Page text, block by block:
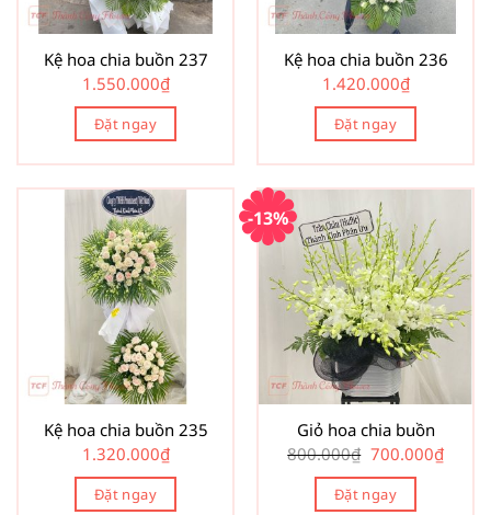
Kệ hoa chia buồn 237
1.550.000₫
Đặt ngay
Kệ hoa chia buồn 236
1.420.000₫
Đặt ngay
Kệ hoa chia buồn 235
1.320.000₫
Đặt ngay
-13%
Giỏ hoa chia buồn
800.000₫ Giá
gốc
là:
800.000₫.
700.000₫Giá
hiện
Đặt ngay